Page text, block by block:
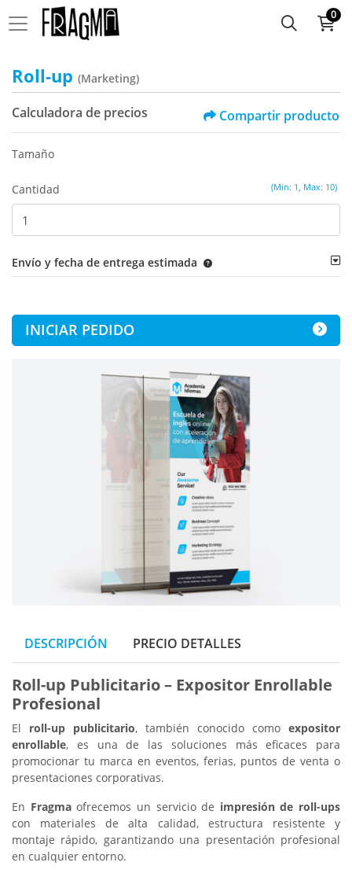
0
Roll-up (Marketing)
Calculadora de precios Compartir producto
Tamaño
(Min: 1, Max: 10)
Cantidad
Envío y fecha de entrega estimada
INICIAR PEDIDO
DESCRIPCIÓN PRECIO DETALLES
Roll-up Publicitario – Expositor Enrollable
Profesional
El roll-up publicitario, también conocido como expositor
enrollable, es una de las soluciones más eficaces para
promocionar tu marca en eventos, ferias, puntos de venta o
presentaciones corporativas.
En Fragmaofrecemos un servicio de impresión de roll-ups
con materiales de alta calidad, estructura resistente y
montaje rápido, garantizando una presentación profesional
en cualquier entorno.